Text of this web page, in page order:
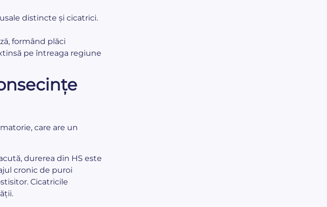
distincte și cicatrici.
formând plăci
pe întreaga regiune
care are un
durerea din HS este
cronic de puroi
Cicatricile